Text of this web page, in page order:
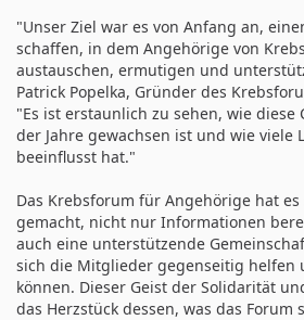
"Unser Ziel war es von Anfang an,
schaffen, in dem Angehörige von
austauschen, ermutigen und
Patrick Popelka, Gründer des
"Es ist erstaunlich zu sehen, wie diese
der Jahre gewachsen ist und wie viele
beeinflusst hat."
Das Krebsforum für Angehörige hat
gemacht, nicht nur Informationen
auch eine unterstützende
sich die Mitglieder gegenseitig helfen
können. Dieser Geist der Solidarität
das Herzstück dessen, was das Forum